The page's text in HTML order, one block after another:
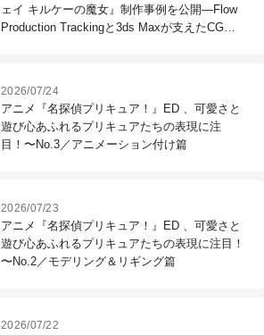
ェイ キルケーの魔女』制作事例を公開―Flow
Production Trackingと3ds Maxが支えたCG制
2026/07/24
アニメ『名探偵プリキュア！』ED 、可愛さと
遊び心あふれるプリキュアたちの表現に注
目！〜No.3／アニメーション付け篇
2026/07/23
アニメ『名探偵プリキュア！』ED 、可愛さと
遊び心あふれるプリキュアたちの表現に注目！
〜No.2／モデリング＆リギング篇
2026/07/22